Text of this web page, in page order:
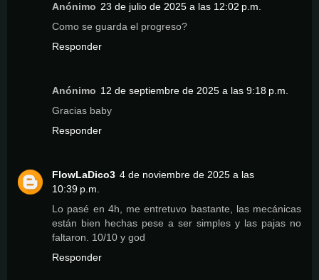
Anónimo 23 de julio de 2025 a las 12:02 p.m.
Como se guarda el progreso?
Responder
Anónimo 12 de septiembre de 2025 a las 9:18 p.m.
Gracias baby
Responder
FlowLaDico3 4 de noviembre de 2025 a las
10:39 p.m.
Lo pasé en 4h, me entretuvo bastante, las mecánicas
están bien hechas pese a ser simples y las pajas no
faltaron. 10/10 y god
Responder